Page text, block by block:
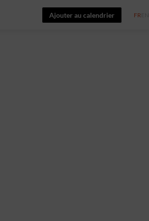
Ajouter au calendrier FR